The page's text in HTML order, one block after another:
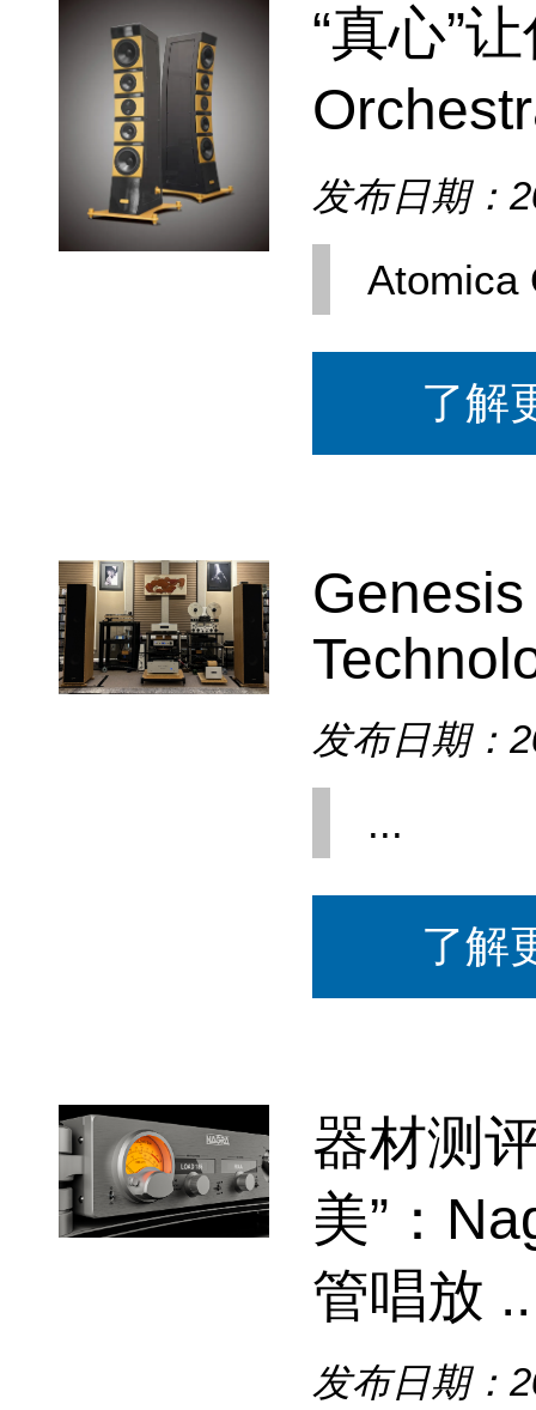
“真心”
发布日期：
Atomica
了解
发布日期：
...
了解
器材测
美”：
管唱放
发布日期：